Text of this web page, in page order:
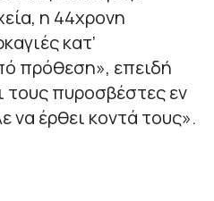
η 44χρονη
κατ’
πρόθεση», επειδή
τους πυροσβέστες εν
να έρθει κοντά τους».